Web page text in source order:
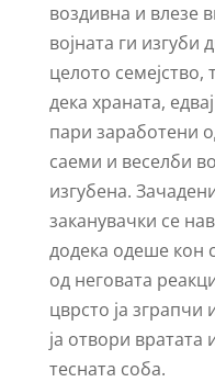
воздивна и влезе
војната ги
целото
дека храната,
пари заработени
саеми и веселби
изгубена.
заканувачки се
додека одеше кон
од неговата
цврсто ја
ја отвори
тесната соба.